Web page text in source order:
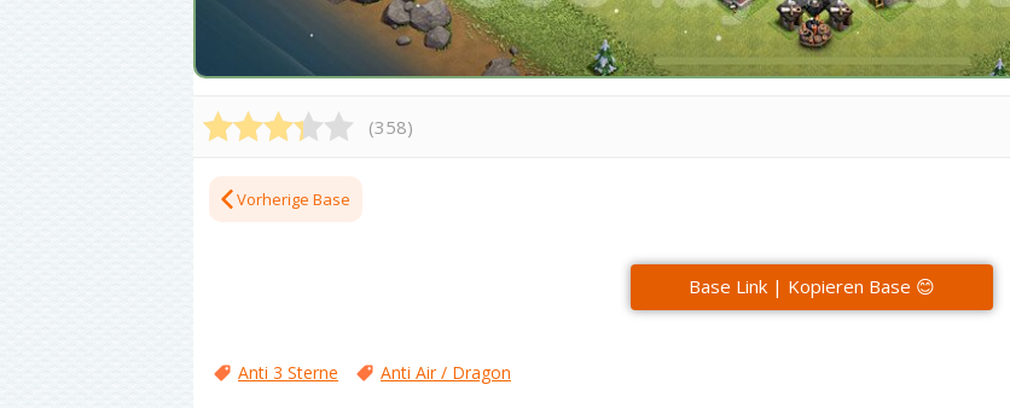
(358)
Vorherige Base
Base Link | Kopieren Base 😊
Anti 3 Sterne Anti Air / Dragon